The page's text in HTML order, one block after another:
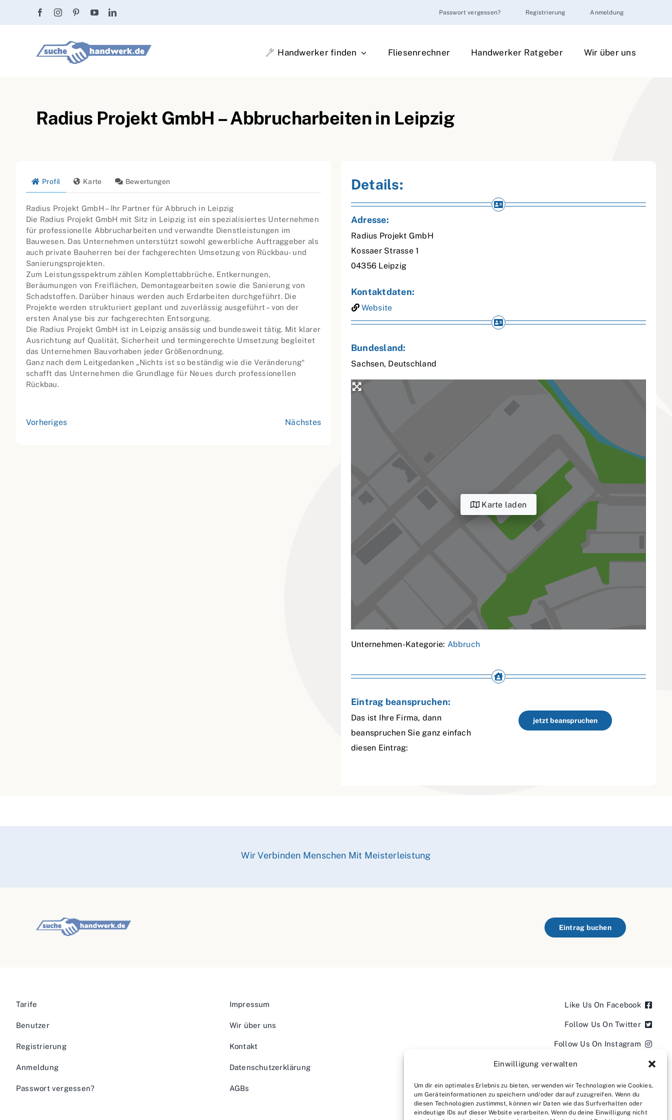
Einwilligung verwalten
Um dir ein optimales Erlebnis zu bieten, verwenden wir Technologien wie Cookies,
um Geräteinformationen zu speichern und/oder darauf zuzugreifen. Wenn du
diesen Technologien zustimmst, können wir Daten wie das Surfverhalten oder
eindeutige IDs auf dieser Website verarbeiten. Wenn du deine Einwilligung nicht
Passwort vergessen? Registrierung Anmeldung
Handwerker finden Fliesenrechner Handwerker Ratgeber Wir über uns
Radius Projekt GmbH – Abbrucharbeiten in Leipzig
Profil Karte Bewertungen
Radius Projekt GmbH – Ihr Partner für Abbruch in Leipzig
Die Radius Projekt GmbH mit Sitz in Leipzig ist ein spezialisiertes Unternehmen
für professionelle Abbrucharbeiten und verwandte Dienstleistungen im
Bauwesen. Das Unternehmen unterstützt sowohl gewerbliche Auftraggeber als
auch private Bauherren bei der fachgerechten Umsetzung von Rückbau- und
Sanierungsprojekten.
Zum Leistungsspektrum zählen Komplettabbrüche, Entkernungen,
Beräumungen von Freiflächen, Demontagearbeiten sowie die Sanierung von
Schadstoffen. Darüber hinaus werden auch Erdarbeiten durchgeführt. Die
Projekte werden strukturiert geplant und zuverlässig ausgeführt – von der
ersten Analyse bis zur fachgerechten Entsorgung.
Die Radius Projekt GmbH ist in Leipzig ansässig und bundesweit tätig. Mit klarer
Ausrichtung auf Qualität, Sicherheit und termingerechte Umsetzung begleitet
das Unternehmen Bauvorhaben jeder Größenordnung.
Ganz nach dem Leitgedanken „Nichts ist so beständig wie die Veränderung“
schafft das Unternehmen die Grundlage für Neues durch professionellen
Rückbau.
Vorheriges Nächstes
Details:
Adresse:
Radius Projekt GmbH
Kossaer Strasse 1
04356 Leipzig
Kontaktdaten:
Website
Bundesland:
Sachsen, Deutschland
Karte laden
Unternehmen-Kategorie: Abbruch
Eintrag beanspruchen:
Das ist Ihre Firma, dann
beanspruchen Sie ganz einfach
diesen Eintrag:
jetzt beanspruchen
Wir Verbinden Menschen Mit Meisterleistung
Eintrag buchen
Tarife
Benutzer
Registrierung
Anmeldung
Passwort vergessen?
Impressum
Wir über uns
Kontakt
Datenschutzerklärung
AGBs
Like Us On Facebook
Follow Us On Twitter
Follow Us On Instagram
Follow Us On LinkedIn
Follow us on YouTube
Follow us on Pinterest